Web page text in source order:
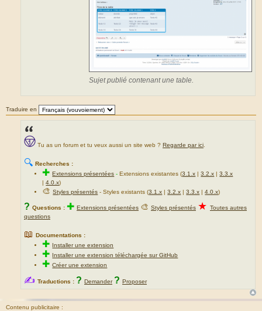
Sujet publié contenant une table.
Traduire en
Tu as un forum et tu veux aussi un site web ? Regarde par ici
🔍 Recherches :
✚Extensions présentées -Extensions existantes (3.1.x |3.2.x |3.3.x
|4.0.x)
🎨Styles présentés - Styles existants (3.1.x |3.2.x |3.3.x |4.0.x)
? Questions : ✚ Extensions présentées 🎨 Styles présentés ★ Toutes autres
questions
📖 Documentations :
✚ Installer une extension
✚ Installer une extension téléchargée sur GitHub
✚Créer une extension
✍ Traductions : ? Demander ? Proposer
Contenu publicitaire :